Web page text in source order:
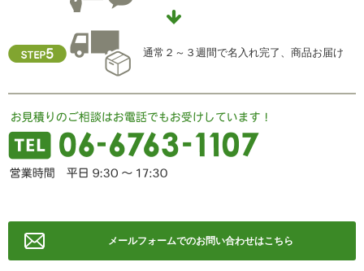
TEL ： 06-6763-5415
FAX ： 06-6763-0829
通常２～３週間で名入れ完了、商品お届け
メールフォームでのお問い合わせはこちら